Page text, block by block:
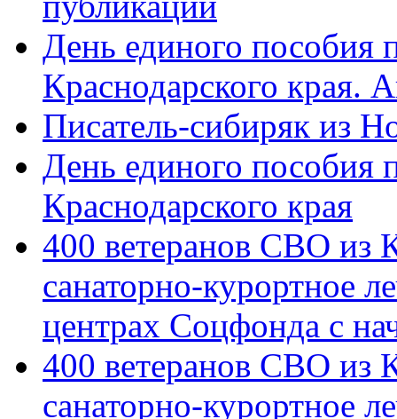
День единого пособия
Краснодарского края.
Писатель-сибиряк из
День единого пособия
Краснодарского края
400 ветеранов СВО из
санаторно-курортное
центрах Соцфонда с
400 ветеранов СВО из
санаторно-курортное